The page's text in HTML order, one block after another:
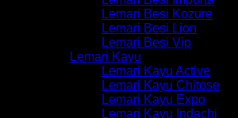
Lemari Besi Kozure
Lemari Besi Lion
Lemari Besi Vip
Lemari Kayu
Lemari Kayu Active
Lemari Kayu Chitose
Lemari Kayu Expo
Lemari Kayu Indachi